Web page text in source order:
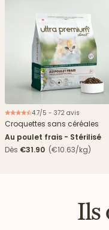
4.7/5 - 372 avis
Croquettes sans céréales
Au poulet frais - Stérilisé
Dès €31.90 (€10.63/kg)
Ils